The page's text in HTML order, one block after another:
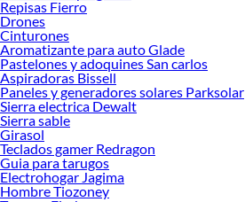
Repisas Fierro
Drones
Cinturones
Aromatizante para auto Glade
Pastelones y adoquines San carlos
Aspiradoras Bissell
Paneles y generadores solares Parksolar
Sierra electrica Dewalt
Sierra sable
Girasol
Teclados gamer Redragon
Guia para tarugos
Electrohogar Jagima
Hombre Tiozoney